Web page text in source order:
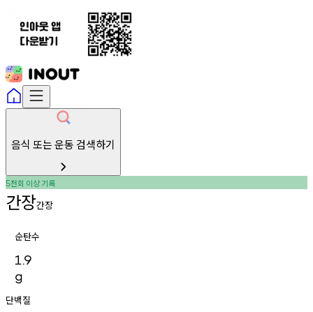
음식 또는 운동 검색하기
5천회 이상기록
간장간장
순탄수
1.9
g
단백질